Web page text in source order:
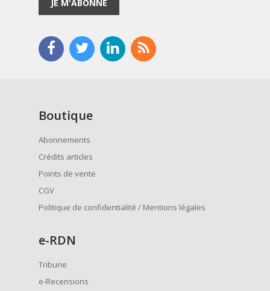
JE M'ABONNE
Boutique
Abonnements
Crédits articles
Points de vente
CGV
Politique de confidentialité / Mentions légales
e-RDN
Tribune
e-Recensions